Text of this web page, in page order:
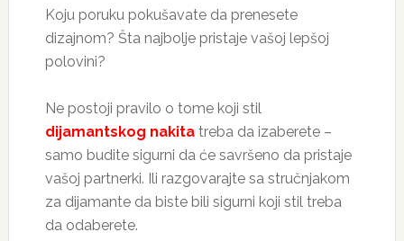
Koju poruku pokušavate da prenesete
dizajnom? Šta najbolje pristaje vašoj lepšoj
polovini?
Ne postoji pravilo o tome koji stil
dijamantskog nakitatreba da izaberete –
samo budite sigurni da će savršeno da pristaje
vašoj partnerki. Ili razgovarajte sa stručnjakom
za dijamante da biste bili sigurni koji stil treba
da odaberete.